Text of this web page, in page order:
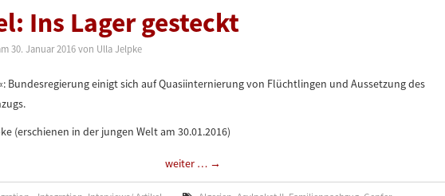
Ins Lager gesteckt
30. Januar 2016 von Ulla Jelpke
Bundesregierung einigt sich auf Quasiinternierung von Flüchtlingen und Aussetzung des
(erschienen in der jungen Welt am 30.01.2016)
weiter … →